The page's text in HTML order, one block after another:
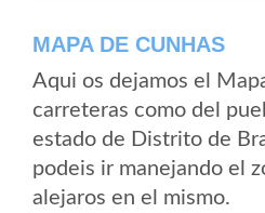
MAPA DE CUNHAS
Aqui os dejamos el
carreteras como del
estado de Distrito de
podeis ir manejando el
alejaros en el mismo.